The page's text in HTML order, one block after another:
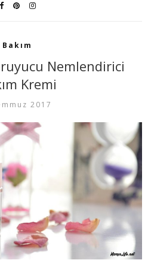
Bakım
Nemlendirici
Kremi
2017